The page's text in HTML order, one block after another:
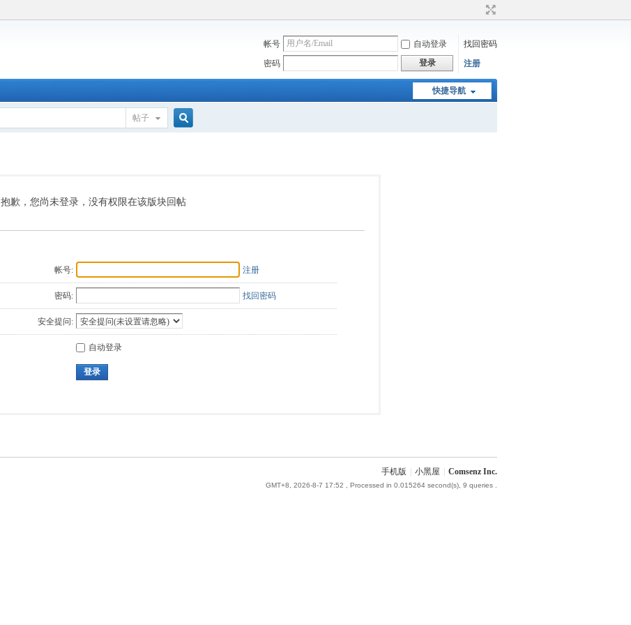
帐号 自动登录
找回密码
密码
登录 注册
快捷导航
帖子
索
抱歉，您尚未登录，没有权限在该版块回帖
帐号: 注册
密码: 找回密码
安全提问:
自动登录
登录
手机版 小黑屋 Comsenz Inc.
GMT+8, 2026-8-7 17:52 , Processed in 0.015264 second(s), 9 queries .